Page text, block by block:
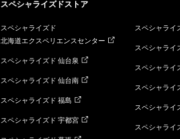
スペシャライズドストア
スペシャライズド
北海道エクスペリエンスセンター
スペシャライズド 仙台泉
スペシャライズド 仙台南
スペシャライズド 福島
スペシャライズド 宇都宮
スペシャライ
スペシャライ
スペシャライ
スペシャライ
スペシャライ
スペシャライ